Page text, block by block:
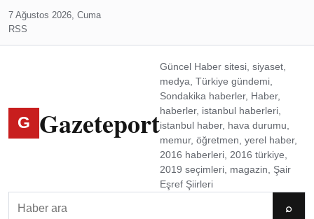
7 Ağustos 2026, Cuma
RSS
G Gazeteport
Güncel Haber sitesi, siyaset,
medya, Türkiye gündemi,
Sondakika haberler, Haber,
haberler, istanbul haberleri,
istanbul haber, hava durumu,
memur, öğretmen, yerel haber,
2016 haberleri, 2016 türkiye,
2019 seçimleri, magazin, Şair
Eşref Şiirleri
⌕